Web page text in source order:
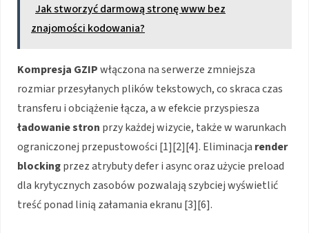
Jak stworzyć darmową stronę www bez
znajomości kodowania?
Kompresja GZIPwłączona na serwerze zmniejsza
rozmiar przesyłanych plików tekstowych, co skraca czas
transferu i obciążenie łącza, a w efekcie przyspiesza
ładowanie stron przy każdej wizycie, także w warunkach
ograniczonej przepustowości [1][2][4]. Eliminacja render
blockingprzez atrybuty defer i async oraz użycie preload
dla krytycznych zasobów pozwalają szybciej wyświetlić
treść ponad linią załamania ekranu [3][6].